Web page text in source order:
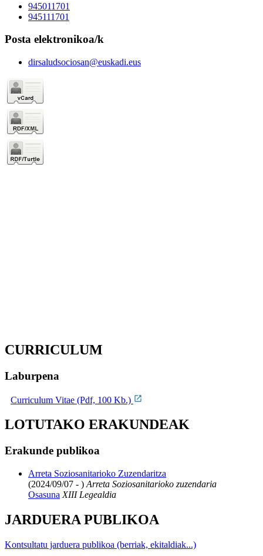
945011701
945111701
Posta elektronikoa/k
dirsaludsociosan@euskadi.eus
CURRICULUM
Laburpena
Curriculum Vitae (Pdf, 100 Kb.)
LOTUTAKO ERAKUNDEAK
Erakunde publikoa
Arreta Soziosanitarioko Zuzendaritza
(2024/09/07 - ) Arreta Soziosanitarioko zuzendaria
Osasuna XIII Legealdia
JARDUERA PUBLIKOA
Kontsultatu jarduera publikoa (berriak, ekitaldiak...)